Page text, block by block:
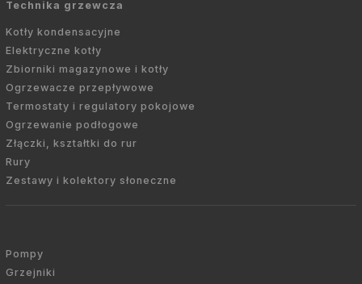
Technika grzewcza
Kotły kondensacyjne
Elektryczne kotły
Zbiorniki magazynowe i kotły
Ogrzewacze przepływowe
Termostaty i regulatory pokojowe
Ogrzewanie podłogowe
Złączki, kształtki do rur
Rury
Zestawy i kolektory słoneczne
Pompy
Grzejniki